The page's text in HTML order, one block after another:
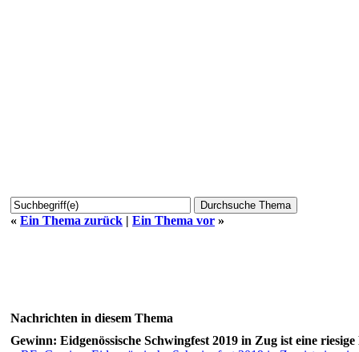
« Ein Thema zurück | Ein Thema vor »
Nachrichten in diesem Thema
Gewinn: Eidgenössische Schwingfest 2019 in Zug ist eine